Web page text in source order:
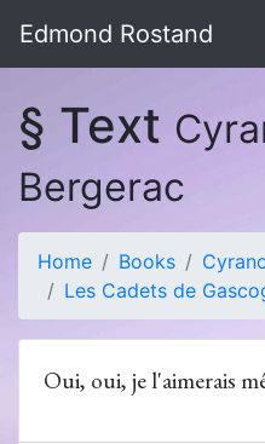
Edmond Rostand
§ Text
Bergerac
Home Books
Les Cadets de
Oui, oui, je l'aimerais